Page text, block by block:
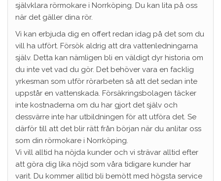
självklara rörmokare i Norrköping. Du kan lita på oss
när det gäller dina rör.
Vi kan erbjuda dig en offert redan idag på det som du
vill ha utfört. Försök aldrig att dra vattenledningarna
själv. Detta kan nämligen bli en väldigt dyr historia om
du inte vet vad du gör. Det behöver vara en facklig
yrkesman som utför rörarbeten så att det sedan inte
uppstår en vattenskada. Försäkringsbolagen täcker
inte kostnaderna om du har gjort det själv och
dessvärre inte har utbildningen för att utföra det. Se
därför till att det blir rätt från början när du anlitar oss
som din rörmokare i Norrköping.
Vi vill alltid ha nöjda kunder och vi strävar alltid efter
att göra dig lika nöjd som våra tidigare kunder har
varit. Du kommer alltid bli bemött med högsta service